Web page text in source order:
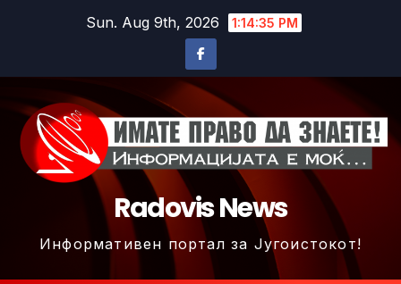
Sun. Aug 9th, 2026 1:14:38 PM
Radovis News
Информативен портал за Југоистокот!